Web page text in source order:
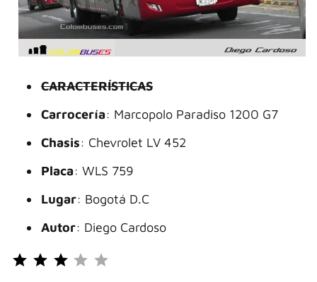
CARACTERÍSTICAS
Carrocería: Marcopolo Paradiso 1200 G7
Chasis: Chevrolet LV 452
Placa: WLS 759
Lugar: Bogotá D.C
Autor: Diego Cardoso
⭐